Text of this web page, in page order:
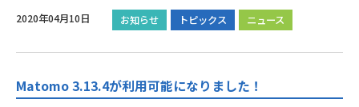
2020年04月10日 お知らせ トピックス ニュース
Matomo 3.13.4が利用可能になりました！